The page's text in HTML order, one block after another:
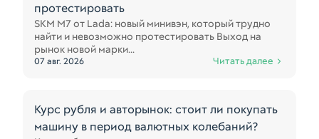
протестировать
SKM M7 от Lada: новый минивэн, который трудно
найти и невозможно протестировать Выход на
рынок новой марки...
07 авг. 2026 Читать далее
Курс рубля и авторынок: стоит ли покупать
машину в период валютных колебаний?